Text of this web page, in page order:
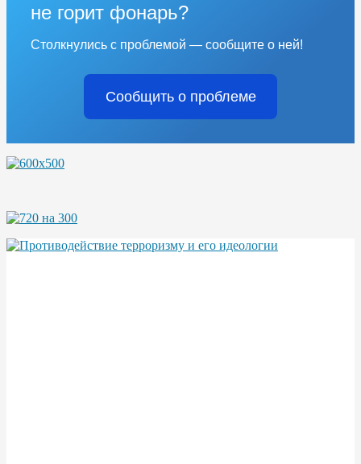
не горит фонарь?
Столкнулись с проблемой — сообщите о ней!
Сообщить о проблеме